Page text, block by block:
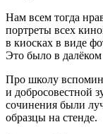
Нам всем тогда
портреты всех
в киосках в виде
Это было в
Про школу
и добросовестной
сочинения были
образцы на стенде.